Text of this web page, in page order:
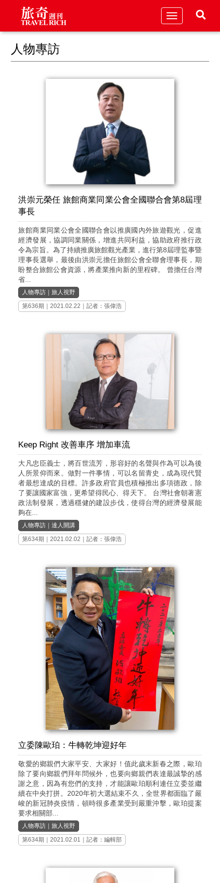
Toggle
人物專訪
洪崇元榮任 旅館商業同業公會全國聯合會第8屆理
事長
旅館商業同業公會全國聯合會以推廣國內外旅遊觀光，促進
經濟發展，協調同業關係，增進共同利益，協助政府推行政
令為宗旨。為了持續推廣旅館觀光產業，進行第8屆理監事暨
理事長選舉，最後由洪崇元擔任旅館公會全聯會理事長，期
盼整合旅館公會資源，將產業推向新的里程碑。 曾擔任台灣
省...
人物專訪 ｜旅人視野
第636期 ｜2021.02.22｜記者：張偉浩
Keep Right 改善車序 增加車流
大凡忠臣義士，將百世流芳，形容好的名聲與作為可以為後
人所景仰而來。做對一件事情，可以名留青史，成為現代賢
者最想達成的目標。許多政府官員也積極推出多項德政，除
了要讓國家富強，更希望得民心、得天下。 台灣社會朝著憲
政法制發展，透過穩健的建設步伐，使得台灣的經濟發展能
夠在...
人物專訪 ｜達人開講
第634期
｜2021.02.02｜記者：張偉浩
立委陳歐珀：牛轉乾坤迎好年
敬愛的鄉親們大家平安、大家好！值此歲末新春之際，歐珀
除了要向鄉親們拜年問候外，也要向鄉親們表達最誠摯的感
謝之意，因為有您們的支持，才能讓歐珀順利連任立委並繼
續在中央打拼。2020年初大選結束不久，全世界都面臨了嚴
峻的新冠肺炎疫情，頓時很多產業受到嚴重沖擊，歐珀提案
要求相關部...
人物專訪 ｜旅人視野
第634期 ｜2021.02.01｜記者：編輯部